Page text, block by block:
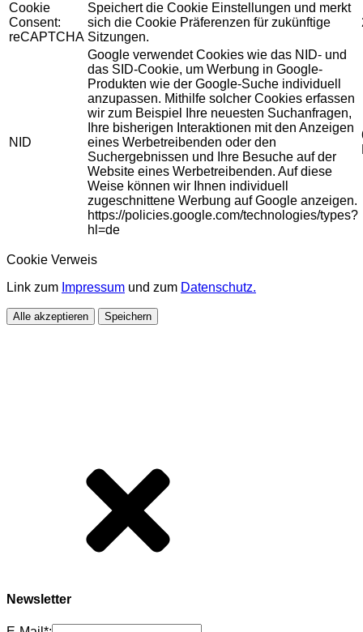
Cookie
Consent:
reCAPTCHA
Speichert die Cookie Einstellungen und merkt
sich die Cookie Präferenzen für zukünftige
Sitzungen.
NID
Google verwendet Cookies wie das NID- und
das SID-Cookie, um Werbung in Google-
Produkten wie der Google-Suche individuell
anzupassen. Mithilfe solcher Cookies erfassen
wir zum Beispiel Ihre neuesten Suchanfragen,
Ihre bisherigen Interaktionen mit den Anzeigen
eines Werbetreibenden oder den
Suchergebnissen und Ihre Besuche auf der
Website eines Werbetreibenden. Auf diese
Weise können wir Ihnen individuell
zugeschnittene Werbung auf Google anzeigen.
https://policies.google.com/technologies/types?
hl=de
Cookie Verweis
Link zum Impressum und zum Datenschutz.
Alle akzeptieren Speichern
Newsletter